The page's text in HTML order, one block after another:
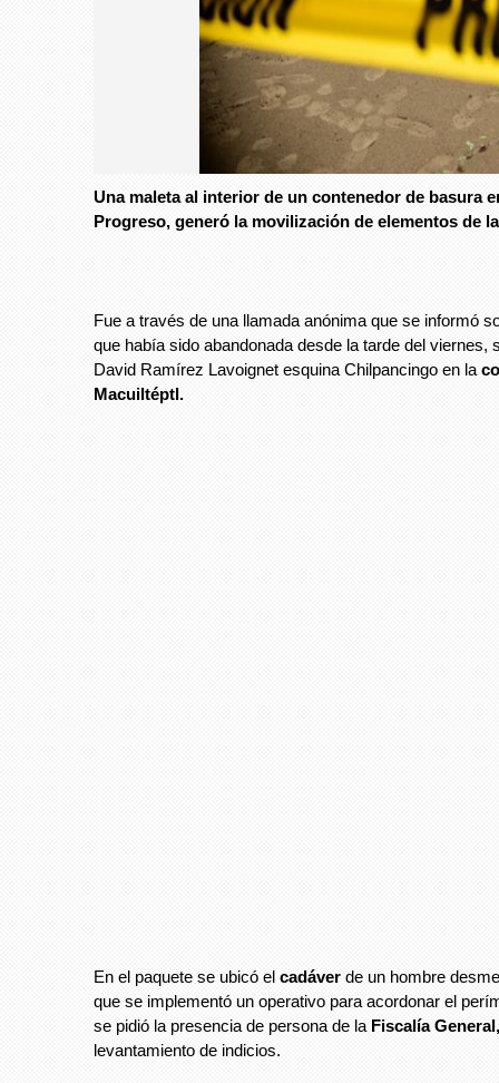
Una maleta al interior de un contenedor de basura
Progreso, generó la movilización de elementos de
Fue a través de una llamada anónima que se informó
que había sido abandonada desde la tarde del viernes,
David Ramírez Lavoignet esquina Chilpancingo en la
Macuiltéptl.
En el paquete se ubicó el cadáver de un hombre
que se implementó un operativo para acordonar el
se pidió la presencia de persona de la Fiscalía General,
levantamiento de indicios.